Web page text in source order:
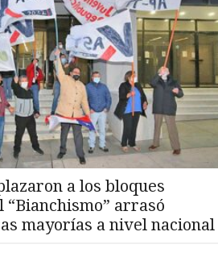
a los bloques
arrasó
mayorías a nivel nacional